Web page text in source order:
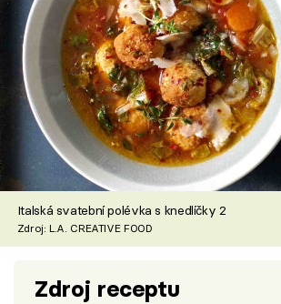
Italská svatební polévka s knedlíčky 2
Zdroj: L.A. CREATIVE FOOD
Zdroj receptu